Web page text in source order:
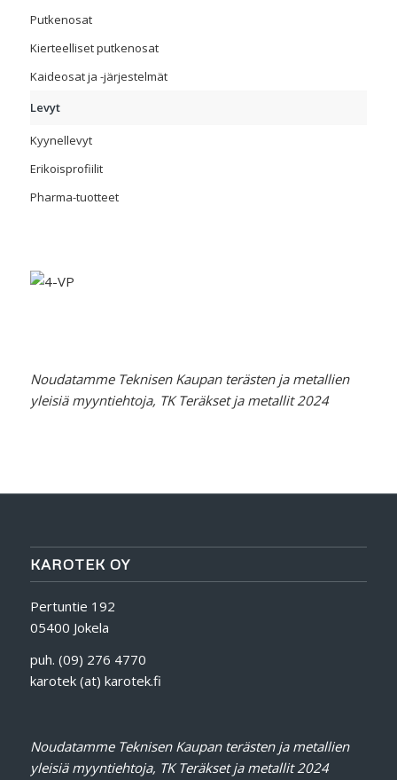
Putkenosat
Kierteelliset putkenosat
Kaideosat ja -järjestelmät
Levyt
Kyynellevyt
Erikoisprofiilit
Pharma-tuotteet
Noudatamme Teknisen Kaupan terästen ja metallien
yleisiä myyntiehtoja, TK Teräkset ja metallit 2024
KAROTEK OY
Pertuntie 192
05400 Jokela
puh. (09) 276 4770
karotek (at) karotek.fi
Noudatamme Teknisen Kaupan terästen ja metallien
yleisiä myyntiehtoja, TK Teräkset ja metallit 2024